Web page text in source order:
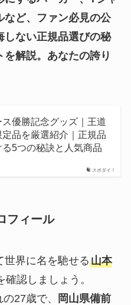
など、ファン必見の公
しない正規品選びの秘
解説。あなたの誇り
スポダイ！
ス優勝記念グッズ｜王道
品を厳選紹介｜正規品
る5つの秘訣と人気商品
フィール
世界に名を馳せる山本
認しましょう。
27歳で、
岡山県備前